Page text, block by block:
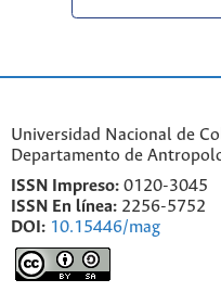
Universidad Nacional de
Departamento de
ISSN Impreso: 0120-3045
ISSN En línea: 2256-5752
DOI: 10.15446/mag